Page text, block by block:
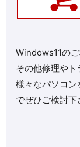
Windows11のご
その他修理やト
様々なパソコ
でぜひご検討下